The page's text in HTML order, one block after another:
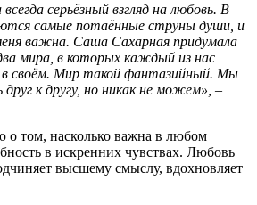
серьёзный взгляд на любовь. В
самые потаённые струны души, и
важна. Саша Сахарная придумала
мира, в которых каждый из нас
своём. Мир такой фантазийный. Мы
к другу, но никак не можем», –
о том, насколько важна в любом
в искренних чувствах. Любовь
высшему смыслу, вдохновляет